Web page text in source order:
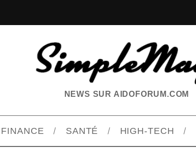
NEWS SUR AIDOFORUM.COM
SANTÉ HIGH-TECH